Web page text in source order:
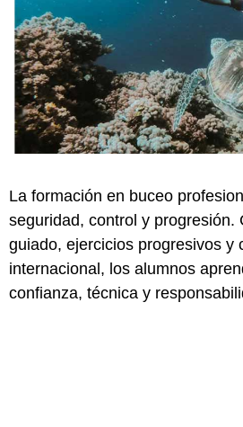
La formación en buceo
seguridad, control y progresión.
guiado, ejercicios progresivos y
internacional, los alumnos
confianza, técnica y